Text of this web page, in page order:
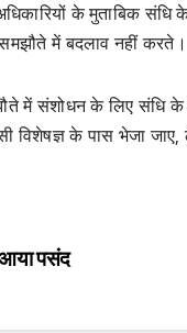
के मुताबिक
समझौते में बदलाव नहीं करते।
में संशोधन के लिए संधि के
विशेषज्ञ के पास भेजा
पसंद